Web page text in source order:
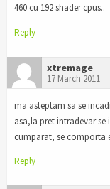
460 cu 192 shader cpus..
Reply
xtremage
17 March 2011
ma asteptam sa se
asa,la pret intradevar se
cumparat, se comporta
Reply